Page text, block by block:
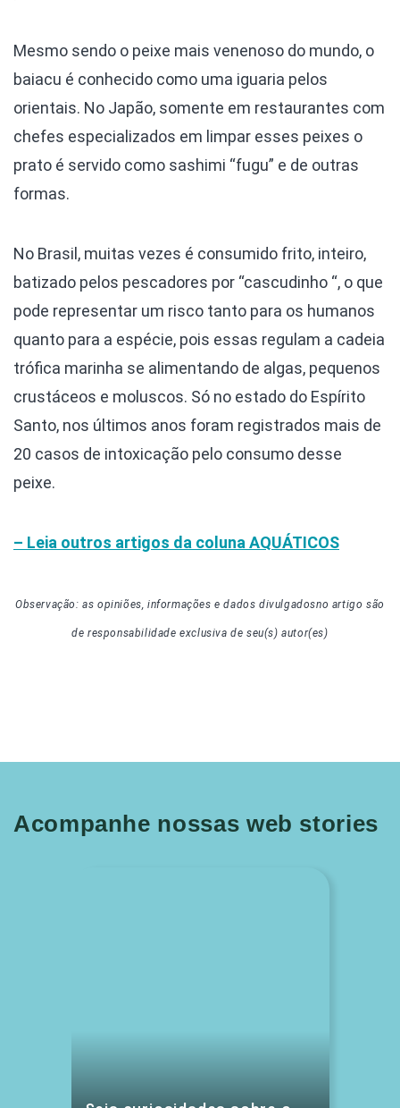
Mesmo sendo o peixe mais venenoso do mundo, o
baiacu é conhecido como uma iguaria pelos
orientais. No Japão, somente em restaurantes com
chefes especializados em limpar esses peixes o
prato é servido como sashimi “fugu” e de outras
formas.
No Brasil, muitas vezes é consumido frito, inteiro,
batizado pelos pescadores por “cascudinho “, o que
pode representar um risco tanto para os humanos
quanto para a espécie, pois essas regulam a cadeia
trófica marinha se alimentando de algas, pequenos
crustáceos e moluscos. Só no estado do Espírito
Santo, nos últimos anos foram registrados mais de
20 casos de intoxicação pelo consumo desse
peixe.
– Leia outros artigos da colunaAQUÁTICOS
Observação: as opiniões, informações e dados divulgadosno artigosão
de responsabilidade exclusiva de seu(s) autor(es)
Acompanhe nossas web stories